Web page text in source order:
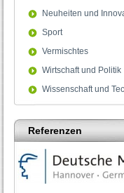
Neuheiten und
Sport
Vermischtes
Wirtschaft und Politik
Wissenschaft und
Referenzen